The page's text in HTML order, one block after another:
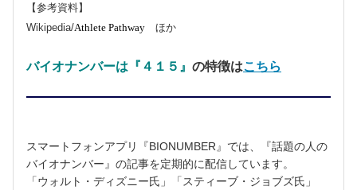
【参考資料】
Wikipedia/Athlete Pathway ほか
バイオナンバーは『４１５』 の特徴はこちら
スマートフォンアプリ『BIONUMBER』では、『話題の人の
バイオナンバー』の記事を定期的に配信しています。
「ウォルト・ディズニー氏」「スティーブ・ジョブズ氏」